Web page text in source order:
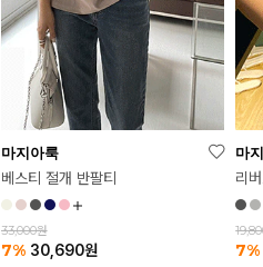
마지아룩
베스티 절개 반팔티
33,000원
7% 30,690원
마
리
7%